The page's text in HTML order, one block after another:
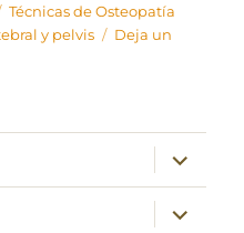
Etiquetas
Técnicas de Osteopatía
y pelvis
Deja un
expande
el
menú
inferior
expande
el